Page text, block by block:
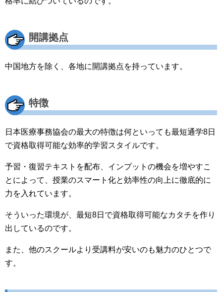
開講拠点
中国地方を除く、各地に開講拠点を持っています。
特徴
日本医療事務協会の最大の特徴は何といっても最短通学8日
で資格取得可能な効率的学習スタイルです。
予習・復習テキストを配布、インプットの機会を増やすこ
とによって、授業のスマート化と効率性の向上に徹底的に
力を入れています。
そういった環境が、最短8日で資格取得可能なカタチを作り
出しているのです。
また、他のスクールより受講料が安いのも魅力のひとつで
す。